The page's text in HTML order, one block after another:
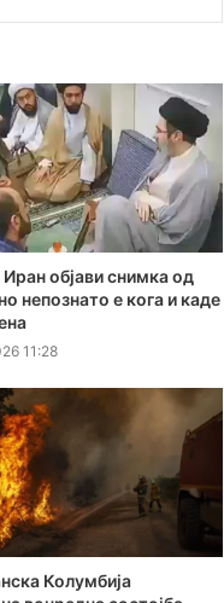
објави снимка од
непознато е кога и каде
11:28
Колумбија